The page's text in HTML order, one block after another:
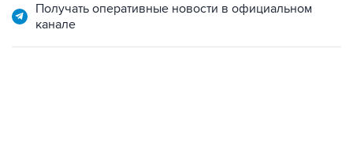
Получать оперативные новости в официальном
канале